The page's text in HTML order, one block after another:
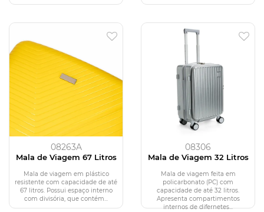
08263A
Mala de Viagem 67 Litros
Mala de viagem em plástico
resistente com capacidade de até
67 litros. Possui espaço interno
com divisória, que contém...
08306
Mala de Viagem 32 Litros
Mala de viagem feita em
policarbonato (PC) com
capacidade de até 32 litros.
Apresenta compartimentos
internos de difernetes...